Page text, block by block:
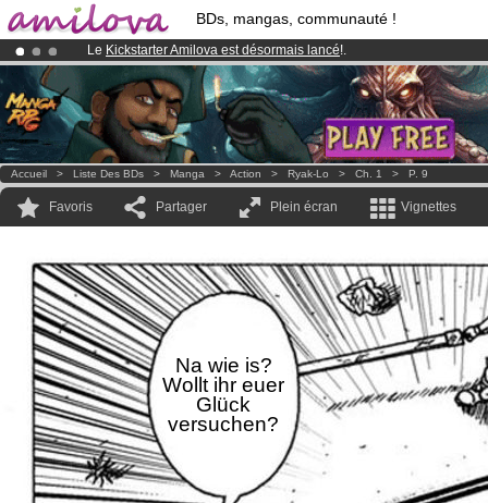
BDs, mangas, communauté !
Le Kickstarter Amilova est désormais lancé!.
Déjà 100000membreset 1000BDs & Mangas!
Abonnement premium: à partir de
3.95 eurospar mois !Clique ici
Accueil > Liste Des BDs > Manga > Action > Ryak-Lo > Ch. 1 > P. 9
Favoris Partager Plein écran Vignettes
Na wie is?
Wollt ihr euer
Glück
versuchen?